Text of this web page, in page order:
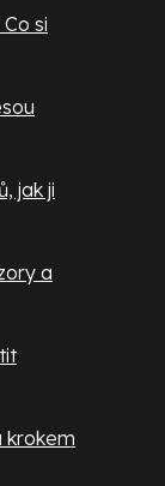
si
jak ji
a
krokem